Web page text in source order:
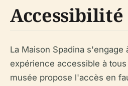
Accessibilité
La Maison Spadina s'engage
expérience accessible à
musée propose l'accès en